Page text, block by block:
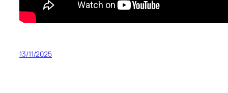
13/11/2025